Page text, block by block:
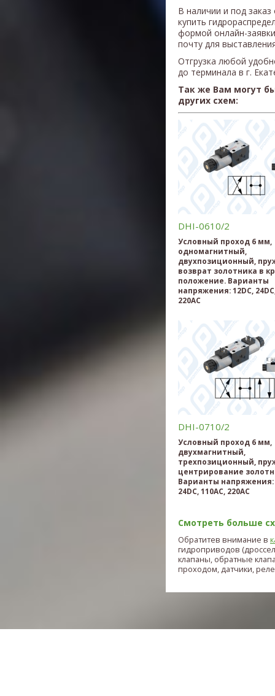
В наличии и под
купить
формой онлайн-
почту для
Отгрузка любой
до терминала в г.
Так же Вам могут
других схем:
DHI-0610/2
Условный проход 6 мм,
одномагнитный,
двухпозиционный,
возврат золотника в
положение. Варианты
напряжения: 12DC,
220AC
DHI-0710/2
Условный проход 6 мм,
двухмагнитный,
трехпозиционный,
центрирование
Варианты напряжения:
24DC, 110AC, 220AC
Смотреть больше
Обратитев внимание в
гидроприводов
клапаны, обратные
проходом, датчики, реле